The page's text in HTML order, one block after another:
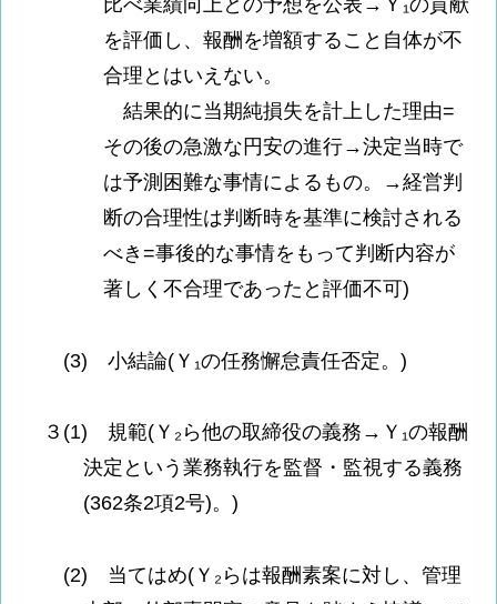
比べ業績向上との予想を公表→Ｙ₁の貢献
を評価し、報酬を増額すること自体が不
合理とはいえない。
結果的に当期純損失を計上した理由=
その後の急激な円安の進行→決定当時で
は予測困難な事情によるもの。→経営判
断の合理性は判断時を基準に検討される
べき=事後的な事情をもって判断内容が
著しく不合理であったと評価不可)
(3) 小結論(Ｙ₁の任務懈怠責任否定。)
３(1) 規範(Ｙ₂ら他の取締役の義務→Ｙ₁の報酬
決定という業務執行を監督・監視する義務
(362条2項2号)。)
(2) 当てはめ(Ｙ₂らは報酬素案に対し、管理